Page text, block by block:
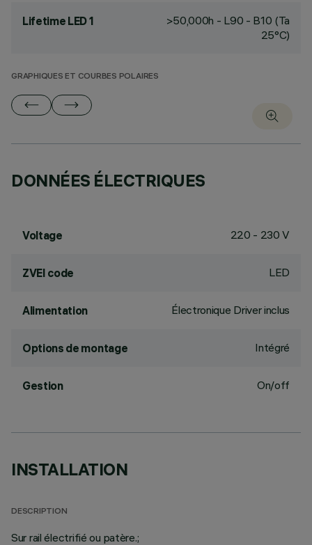
Lifetime LED 1
>50,000h - L90 - B10 (Ta
25°C)
GRAPHIQUES ET COURBES POLAIRES
DONNÉES ÉLECTRIQUES
Voltage 220 - 230 V
ZVEI code LED
Alimentation Électronique Driver inclus
Options de montage Intégré
Gestion On/off
INSTALLATION
DESCRIPTION
Sur rail électrifié ou patère.;